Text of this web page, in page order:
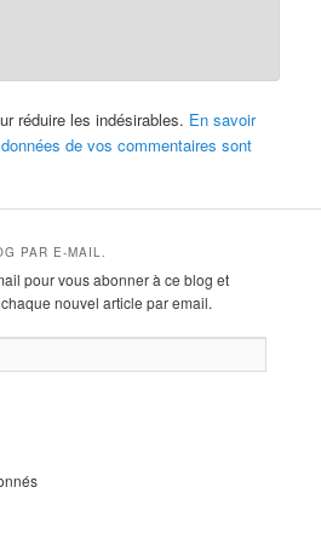
réduire les indésirables. En savoir
de vos commentaires sont
PAR E-MAIL.
pour vous abonner à ce blog et
nouvel article par email.